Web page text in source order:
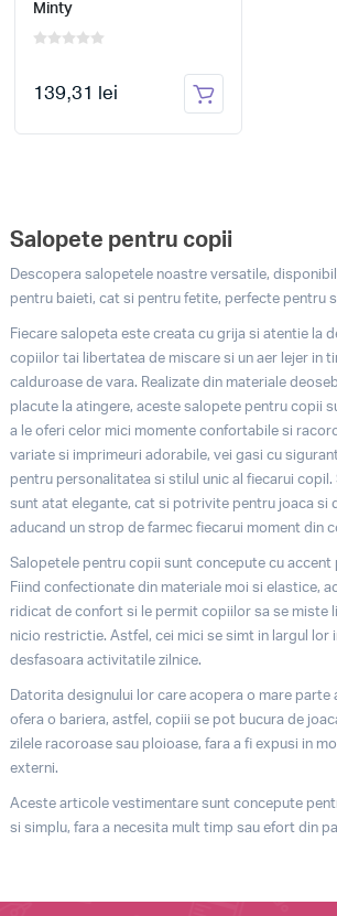
Minty
139,31 lei
Salopete pentru copii
Descopera salopetele noastre versatile,
pentru baieti, cat si pentru fetite, perfecte pentru
Fiecare salopeta este creata cu grija si atentie la
copiilor tai libertatea de miscare si un aer lejer in
calduroase de vara. Realizate din materiale
placute la atingere, aceste salopete pentru copii
a le oferi celor mici momente confortabile si
variate si imprimeuri adorabile, vei gasi cu
pentru personalitatea si stilul unic al fiecarui
sunt atat elegante, cat si potrivite pentru joaca si
aducand un strop de farmec fiecarui moment din
Salopetele pentru copii sunt concepute cu accent
Fiind confectionate din materiale moi si elastice,
ridicat de confort si le permit copiilor sa se miste
nicio restrictie. Astfel, cei mici se simt in largul lor
desfasoara activitatile zilnice.
Datorita designului lor care acopera o mare parte
ofera o bariera, astfel, copiii se pot bucura de
zilele racoroase sau ploioase, fara a fi expusi in
externi.
Aceste articole vestimentare sunt concepute
si simplu, fara a necesita mult timp sau efort din